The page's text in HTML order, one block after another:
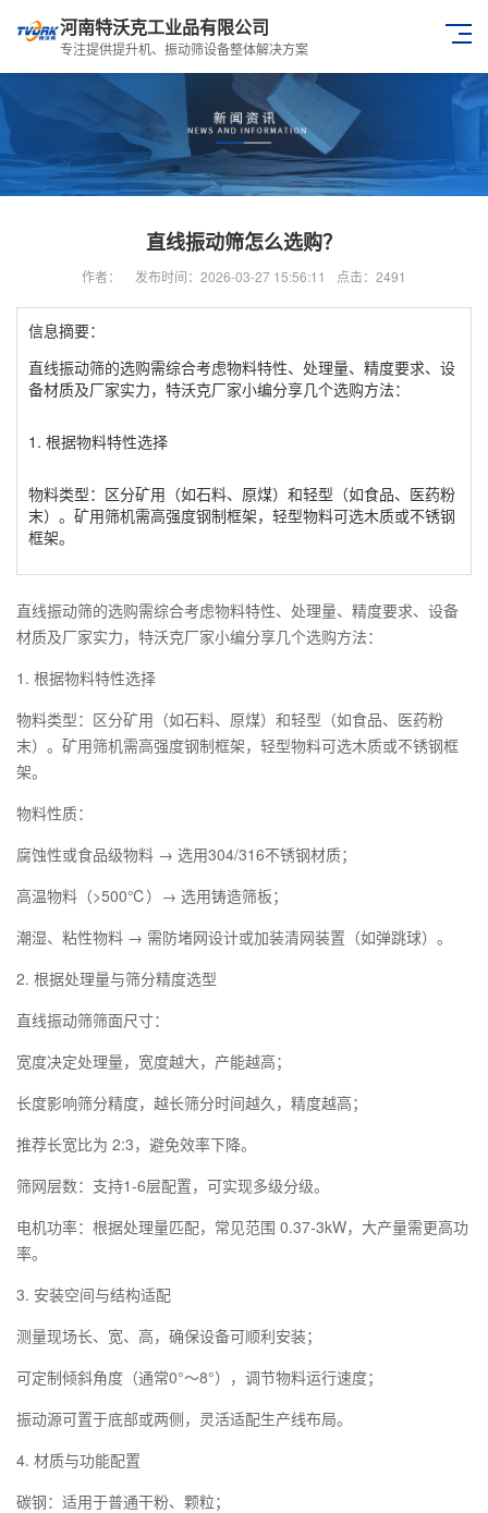
河南特沃克工业品有限公司
专注提供提升机、振动筛设备整体解决方案
直线振动筛怎么选购？
作者： 发布时间：2026-03-27 15:56:11 点击：2491
信息摘要：
‌直线振动筛的选购需综合考虑物料特性、处理量、精度要求、设
备材质及厂家实力‌，特沃克厂家小编分享几个选购方法：
1. ‌根据物料特性选择‌
‌物料类型‌：区分矿用（如石料、原煤）和轻型（如食品、医药粉
末）。矿用筛机需高强度钢制框架，轻型物料可选木质或不锈钢
框架。
‌直线振动筛的选购需综合考虑物料特性、处理量、精度要求、设备
材质及厂家实力‌，特沃克厂家小编分享几个选购方法：
1. ‌根据物料特性选择‌
‌物料类型‌：区分矿用（如石料、原煤）和轻型（如食品、医药粉
末）。矿用筛机需高强度钢制框架，轻型物料可选木质或不锈钢框
架。
‌物料性质‌：
腐蚀性或食品级物料 → 选用‌304/316不锈钢材质‌；
高温物料（>500℃）→ 选用‌铸造筛板‌；
潮湿、粘性物料 → 需‌防堵网设计‌或加装清网装置（如弹跳球）。
2. ‌根据处理量与筛分精度选型‌
‌‌直线振动筛筛面尺寸‌：
‌宽度‌决定处理量，宽度越大，产能越高；
‌长度‌影响筛分精度，越长筛分时间越久，精度越高；
推荐长宽比为 ‌2:3‌，避免效率下降。
‌筛网层数‌：支持1-6层配置，可实现多级分级。
‌电机功率‌：根据处理量匹配，常见范围 ‌0.37-3kW‌，大产量需更高功
率。
3. ‌安装空间与结构适配‌
测量现场长、宽、高，确保设备可顺利安装；
可定制‌倾斜角度‌（通常0°～8°），调节物料运行速度；
振动源可置于底部或两侧，灵活适配生产线布局。
4. ‌材质与功能配置‌
‌碳钢‌：适用于普通干粉、颗粒；